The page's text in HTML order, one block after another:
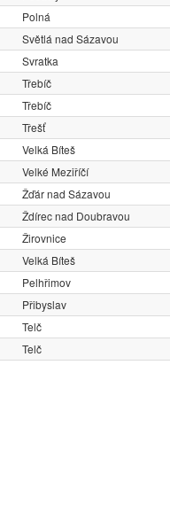
Polná
Světlá nad Sázavou
Svratka
Třebíč
Třebíč
Třešť
Velká Bíteš
Velké Meziříčí
Žďár nad Sázavou
Ždírec nad Doubravou
Žirovnice
Velká Bíteš
Pelhřimov
Přibyslav
Telč
Telč